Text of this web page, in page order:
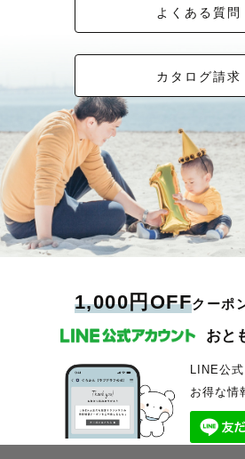
よくある質問
カタログ請求
1,000円OFFクーポ
おと
LINE公
お得な情